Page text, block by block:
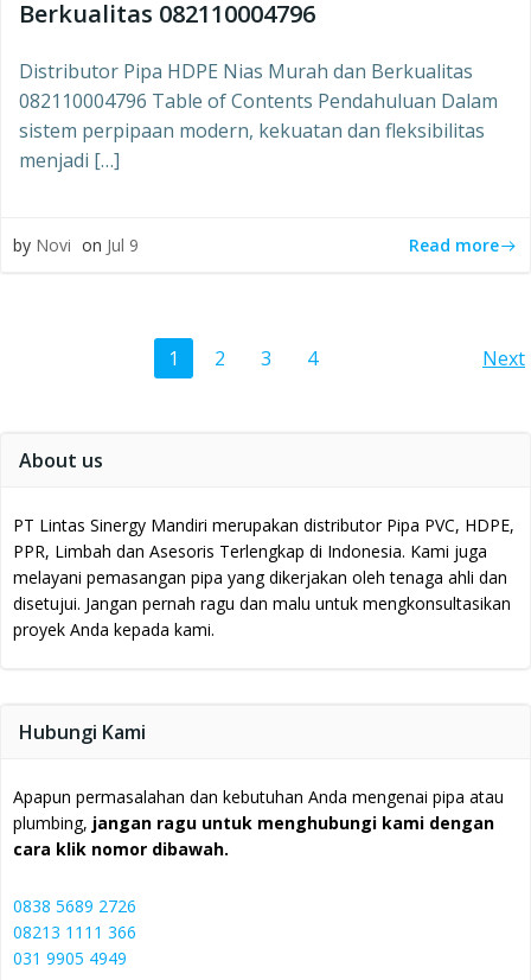
Berkualitas 082110004796
Distributor Pipa HDPE Nias Murah dan Berkualitas
082110004796 Table of Contents Pendahuluan Dalam
sistem perpipaan modern, kekuatan dan fleksibilitas
menjadi […]
by Novi on Jul 9 Read more
Page
1 Page
2 Page
3 Page
4 Next
About us
PT Lintas Sinergy Mandiri merupakan distributor Pipa PVC, HDPE,
PPR, Limbah dan Asesoris Terlengkap di Indonesia. Kami juga
melayani pemasangan pipa yang dikerjakan oleh tenaga ahli dan
disetujui. Jangan pernah ragu dan malu untuk mengkonsultasikan
proyek Anda kepada kami.
Hubungi Kami
Apapun permasalahan dan kebutuhan Anda mengenai pipa atau
plumbing, jangan ragu untuk menghubungi kami dengan
cara klik nomor dibawah.
0838 5689 2726
08213 1111 366
031 9905 4949